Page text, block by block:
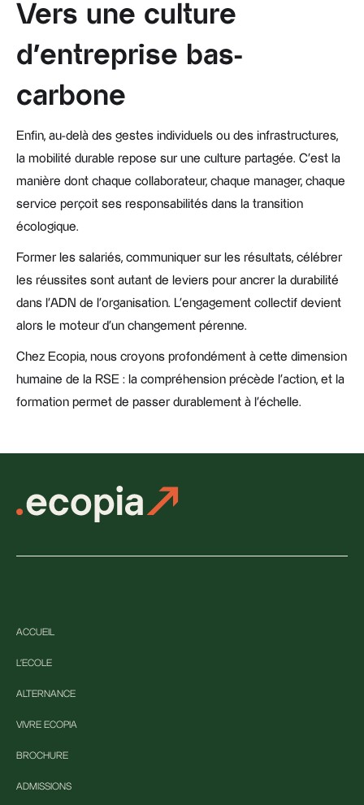
Vers une culture
d’entreprise bas-
carbone
Enfin, au-delà des gestes individuels ou des infrastructures,
la mobilité durable repose sur une culture partagée. C’est la
manière dont chaque collaborateur, chaque manager, chaque
service perçoit ses responsabilités dans la transition
écologique.
Former les salariés, communiquer sur les résultats, célébrer
les réussites sont autant de leviers pour ancrer la durabilité
dans l’ADN de l’organisation. L’engagement collectif devient
alors le moteur d’un changement pérenne.
Chez Ecopia, nous croyons profondément à cette dimension
humaine de la RSE : la compréhension précède l’action, et la
formation permet de passer durablement à l’échelle.
ACCUEIL
L'ECOLE
ALTERNANCE
VIVRE ECOPIA
BROCHURE
ADMISSIONS